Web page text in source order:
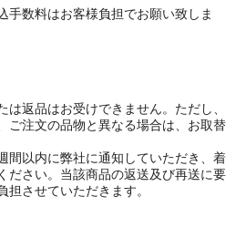
手数料はお客様負担でお願い致しま
は返品はお受けできません。ただし、
ご注文の品物と異なる場合は、お取替
間以内に弊社に通知していただき、着
ださい。当該商品の返送及び再送に要
させていただきます。